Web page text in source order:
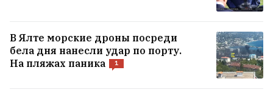
В Ялте морские дроны посреди
бела дня нанесли удар по порту.
На пляжах паника
1